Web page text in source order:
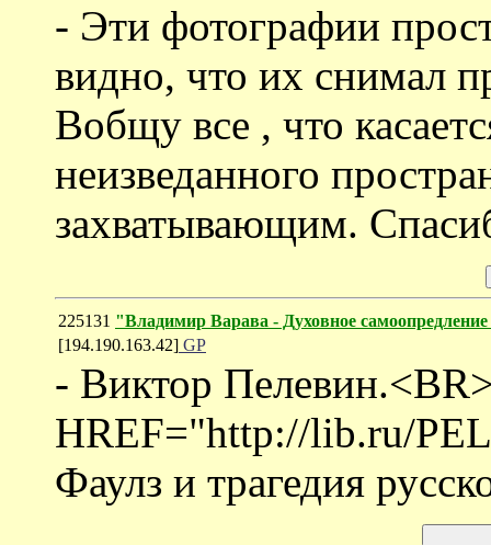
- Эти фотографии
видно, что их снимал
Вобщу все , что
неизведанного
захватывающим.
225131 "Владимир Варава - Духовное
[194.190.163.42] GP
- Виктор
HREF="http://lib.ru/
Фаулз и трагедия